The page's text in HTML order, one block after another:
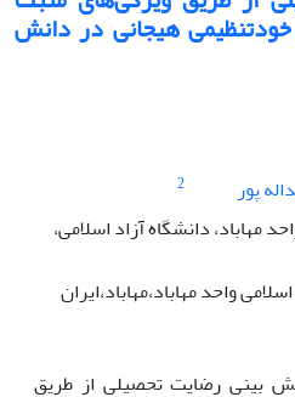
هیجانی در دانش
پور
2
مهاباد، دانشگاه آزاد اسلامی،
واحد مهاباد،مهاباد،ایران
بینی رضایت تحصیلی از طریق